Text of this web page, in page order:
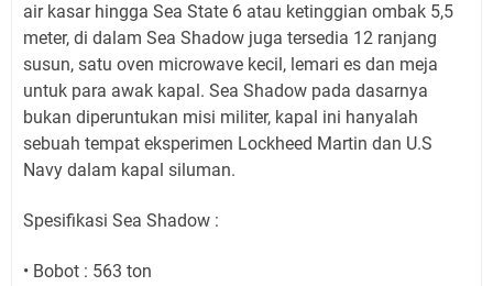
air kasar hingga Sea State 6 atau ketinggian ombak 5,5
meter, di dalam Sea Shadow juga tersedia 12 ranjang
susun, satu oven microwave kecil, lemari es dan meja
untuk para awak kapal. Sea Shadow pada dasarnya
bukan diperuntukan misi militer, kapal ini hanyalah
sebuah tempat eksperimen Lockheed Martin dan U.S
Navy dalam kapal siluman.
Spesifikasi Sea Shadow :
• Bobot : 563 ton